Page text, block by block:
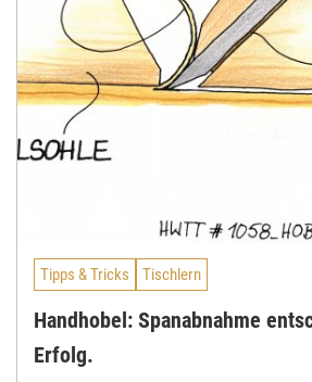
Tipps & Tricks Tischlern
Handhobel: Spanabnahme
Erfolg.